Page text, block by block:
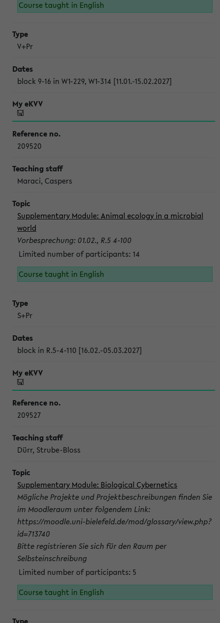
Course taught in English
V+Pr
block 9-16 in W1-229, W1-314 [11.01.-15.02.2027]
209520
Maraci, Caspers
Supplementary Module: Animal ecology in a microbial
world
Vorbesprechung: 01.02., R.5 4-100
Limited number of participants: 14
Course taught in English
S+Pr
block in R.5-4-110 [16.02.-05.03.2027]
209527
Dürr, Strube-Bloss
Supplementary Module: Biological Cybernetics
Mögliche Projekte und Projektbeschreibungen finden Sie
im Moodleraum unter folgendem Link:
https://moodle.uni-bielefeld.de/mod/glossary/view.php?
id=713740
Bitte registrieren Sie sich für den Raum per
Selbsteinschreibung
Limited number of participants: 5
Course taught in English